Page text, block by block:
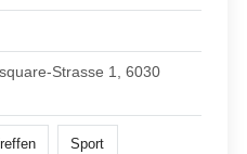
Strasse 1, 6030
Sport